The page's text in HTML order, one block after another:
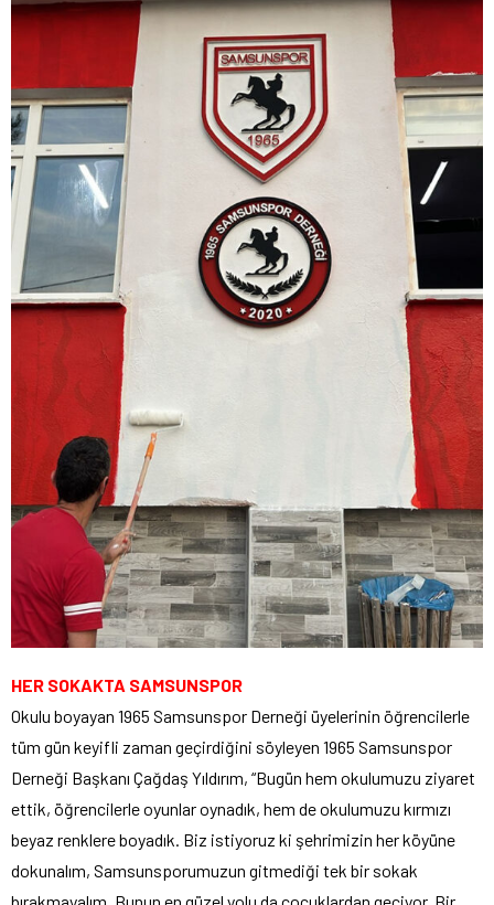
HER SOKAKTA SAMSUNSPOR
Okulu boyayan 1965 Samsunspor Derneği üyelerinin öğrencilerle
tüm gün keyifli zaman geçirdiğini söyleyen 1965 Samsunspor
Derneği Başkanı Çağdaş Yıldırım, “Bugün hem okulumuzu ziyaret
ettik, öğrencilerle oyunlar oynadık, hem de okulumuzu kırmızı
beyaz renklere boyadık. Biz istiyoruz ki şehrimizin her köyüne
dokunalım, Samsunsporumuzun gitmediği tek bir sokak